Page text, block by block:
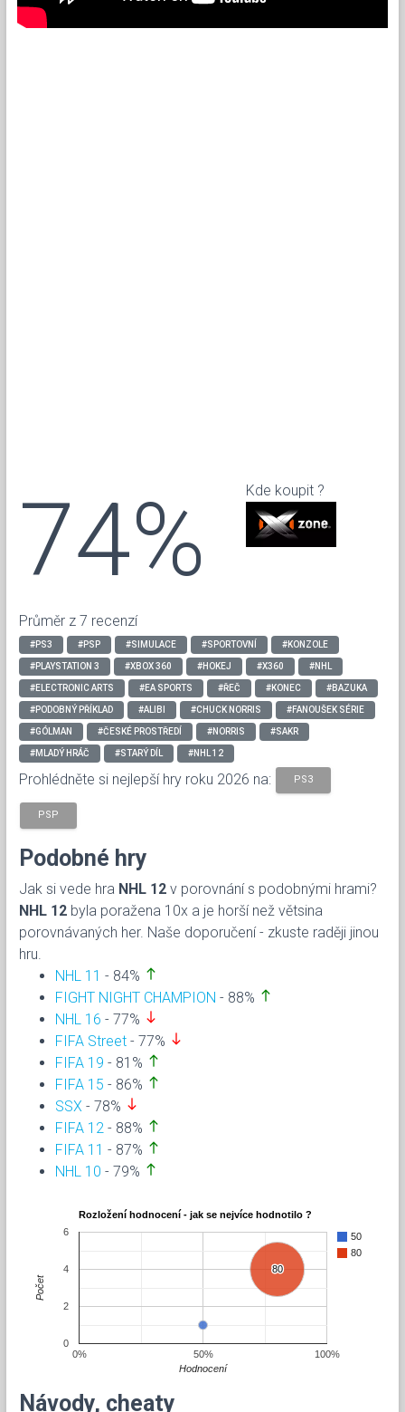
74%
Průměr z 7 recenzí
Kde koupit ?
#PS3 #PSP #SIMULACE #SPORTOVNÍ #KONZOLE
#PLAYSTATION 3 #XBOX 360 #HOKEJ #X360 #NHL
#ELECTRONIC ARTS #EA SPORTS #ŘEČ #KONEC #BAZUKA
#PODOBNÝ PŘÍKLAD #ALIBI #CHUCK NORRIS #FANOUŠEK SÉRIE
#GÓLMAN #ČESKÉ PROSTŘEDÍ #NORRIS #SAKR
#MLADÝ HRÁČ #STARÝ DÍL #NHL 12
Prohlédněte si nejlepší hry roku 2026 na: PS3
PSP
Podobné hry
Jak si vede hra NHL 12 v porovnání s podobnými hrami?
NHL 12 byla poražena 10x a je horší než větsina
porovnávaných her. Naše doporučení - zkuste raději jinou
hru.
NHL 11 - 84% north
FIGHT NIGHT CHAMPION - 88% north
NHL 16 - 77% south
FIFA Street - 77% south
FIFA 19 - 81% north
FIFA 15 - 86% north
SSX - 78% south
FIFA 12 - 88% north
FIFA 11 - 87% north
NHL 10 - 79% north
Rozložení hodnocení - jak se nejvíce hodnotilo ?
50
80
80
80
0% 50% 100%
0
2
4
6
Hodnocení
Počet
Návody, cheaty